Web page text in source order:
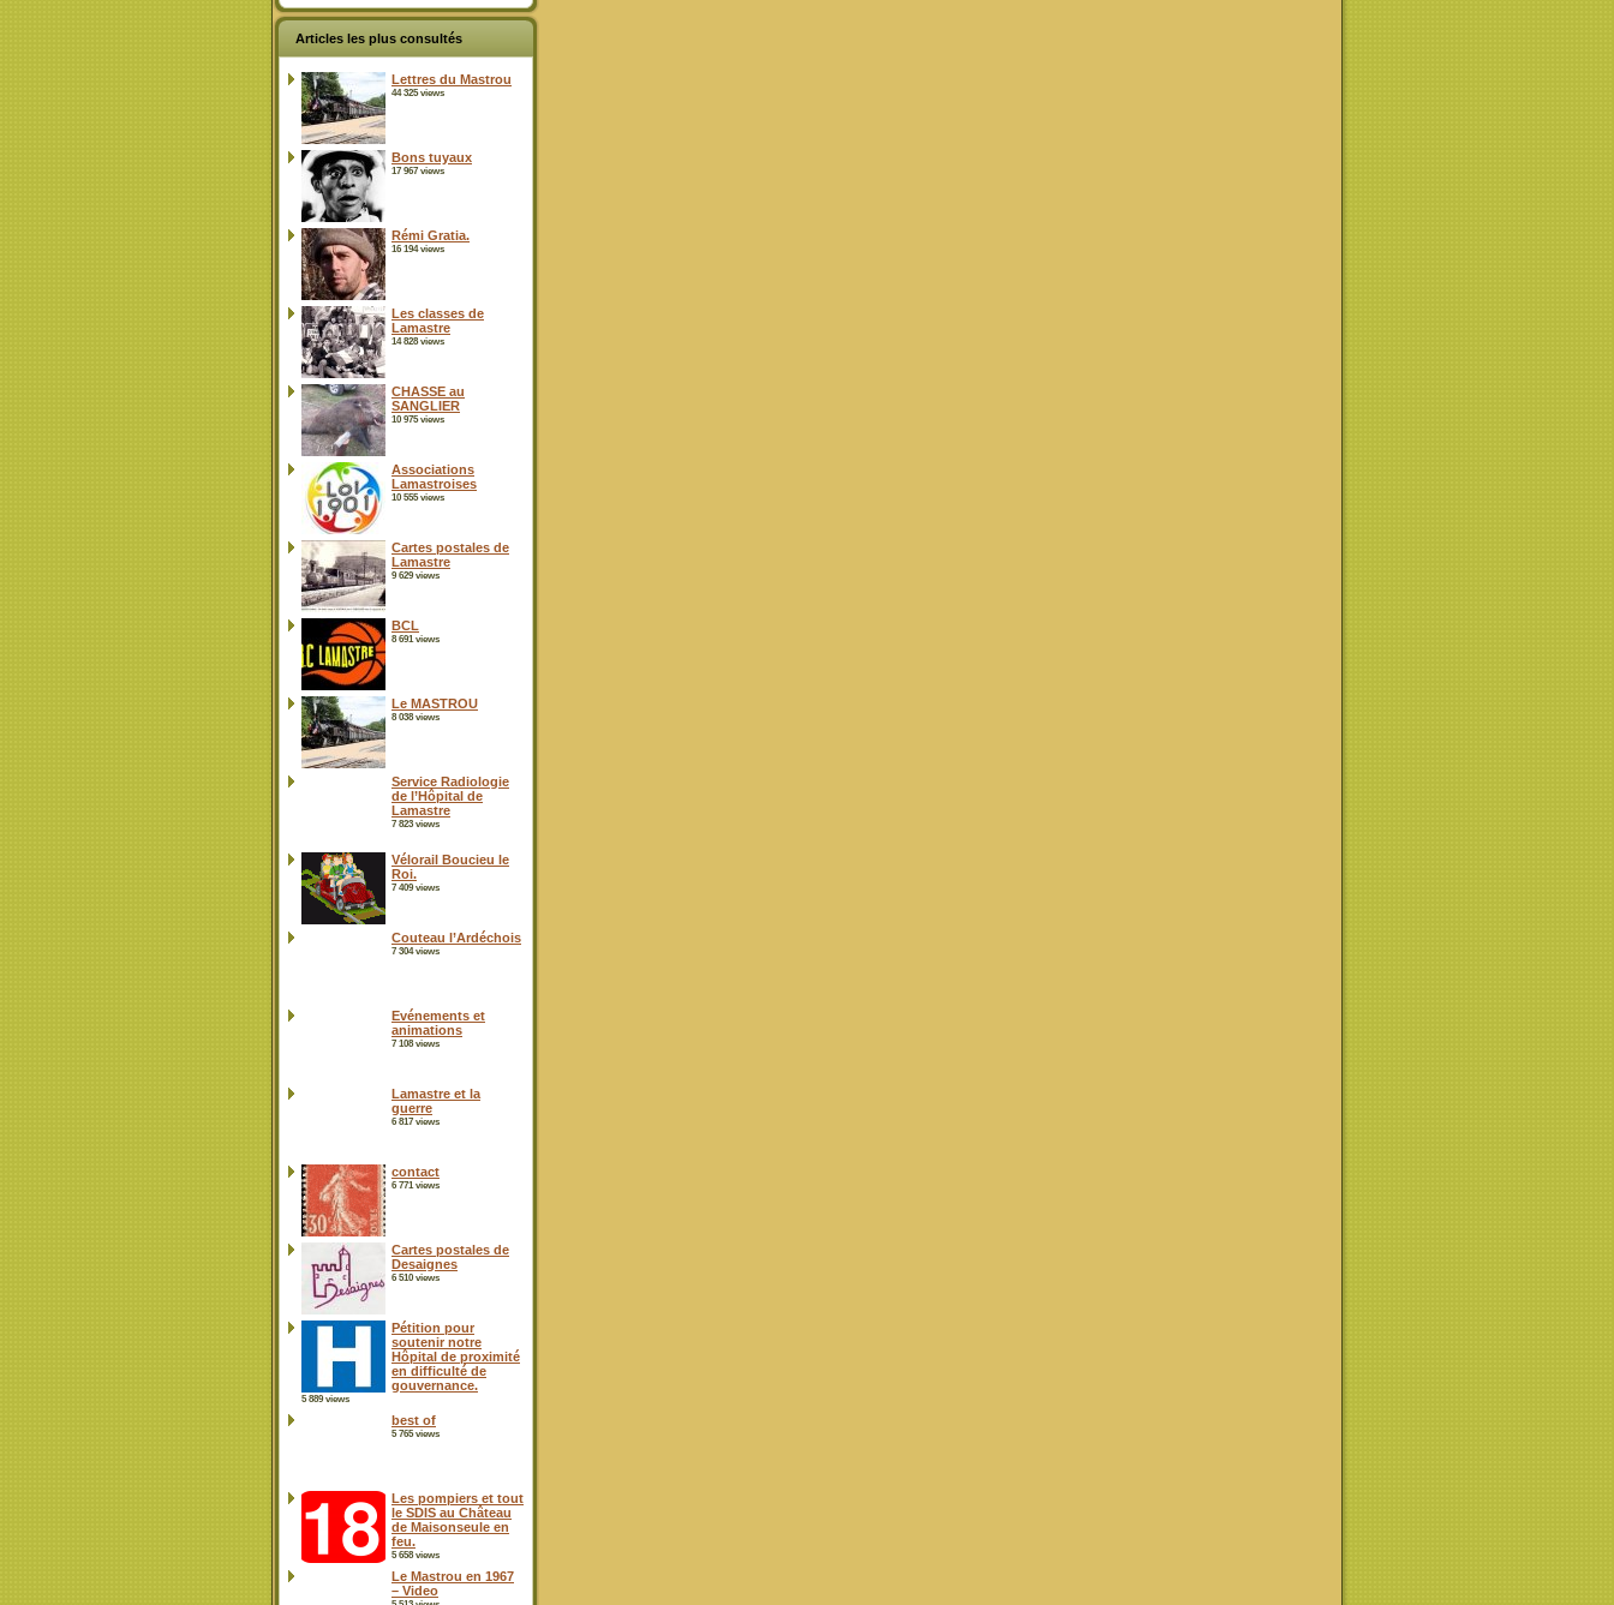
Articles les plus consultés
Lettres du Mastrou
44 325 views
Bons tuyaux
17 967 views
Rémi Gratia.
16 194 views
Les classes de
Lamastre
14 828 views
CHASSE au
SANGLIER
10 975 views
Associations
Lamastroises
10 555 views
Cartes postales de
Lamastre
9 629 views
BCL
8 691 views
Le MASTROU
8 038 views
Service Radiologie
de l’Hôpital de
Lamastre
7 823 views
Vélorail Boucieu le
Roi.
7 409 views
Couteau l’Ardéchois
7 304 views
Evénements et
animations
7 108 views
Lamastre et la
guerre
6 817 views
contact
6 771 views
Cartes postales de
Desaignes
6 510 views
Pétition pour
soutenir notre
Hôpital de proximité
en difficulté de
gouvernance.
5 889 views
best of
5 765 views
Les pompiers et tout
le SDIS au Château
de Maisonseule en
feu.
5 658 views
Le Mastrou en 1967
– Video